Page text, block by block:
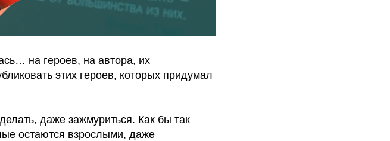
на героев, на автора, их
этих героев, которых придумал
даже зажмуриться. Как бы так
остаются взрослыми, даже